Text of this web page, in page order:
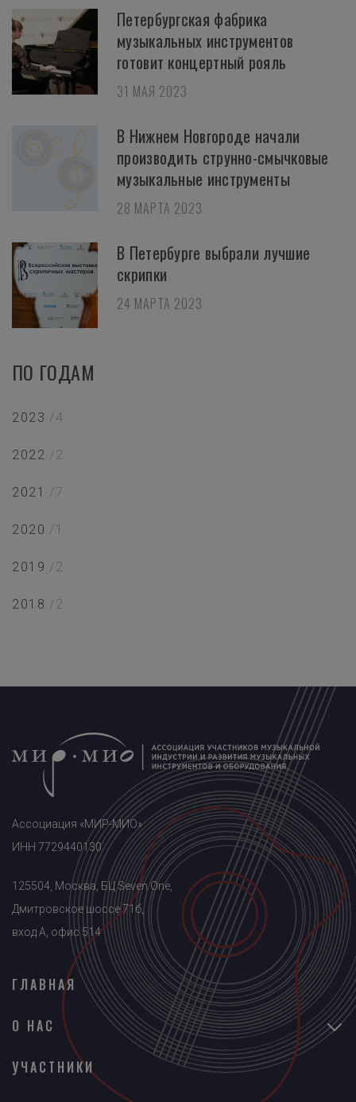
Петербургская фабрика
музыкальных инструментов
готовит концертный рояль
31 МАЯ 2023
В Нижнем Новгороде начали
производить струнно-смычковые
музыкальные инструменты
28 МАРТА 2023
В Петербурге выбрали лучшие
скрипки
24 МАРТА 2023
ПО ГОДАМ
2023 /4
2022 /2
2021 /7
2020 /1
2019 /2
2018 /2
Ассоциация «МИР-МИО»
ИНН 7729440130
125504, Москва, БЦ Seven One,
Дмитровское шоссе 71б,
вход A, офис 514
ГЛАВНАЯ
О НАС
УЧАСТНИКИ